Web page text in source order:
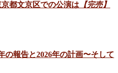
都文京区での公演は 【完売】
の報告と2026年の計画〜そして